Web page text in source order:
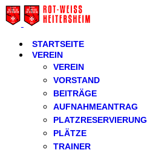
STARTSEITE
VEREIN
VEREIN
VORSTAND
BEITRÄGE
AUFNAHMEANTRAG
PLATZRESERVIERUNG
PLÄTZE
TRAINER